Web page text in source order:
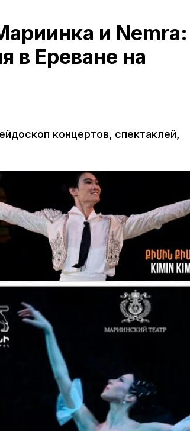
и Nemra:
в Ереване на
концертов, спектаклей,